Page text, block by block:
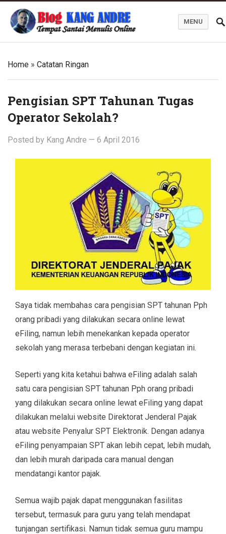
Kang Andre Online
MENU
Home » Catatan Ringan
Pengisian SPT Tahunan Tugas
Operator Sekolah?
Posted by Kang Andre — 6 April 2016
Saya tidak membahas cara pengisian SPT tahunan Pph
orang pribadi yang dilakukan secara online lewat
eFiling, namun lebih menekankan kepada operator
sekolah yang merasa terbebani dengan kegiatan ini.
Seperti yang kita ketahui bahwa eFiling adalah salah
satu cara pengisian SPT tahunan Pph orang pribadi
yang dilakukan secara online lewat eFiling yang dapat
dilakukan melalui website Direktorat Jenderal Pajak
atau website Penyalur SPT Elektronik. Dengan adanya
eFiling penyampaian SPT akan lebih cepat, lebih mudah,
dan lebih murah daripada cara manual dengan
mendatangi kantor pajak.
Semua wajib pajak dapat menggunakan fasilitas
tersebut, termasuk para guru yang telah mendapat
tunjangan sertifikasi. Namun tidak semua guru mampu